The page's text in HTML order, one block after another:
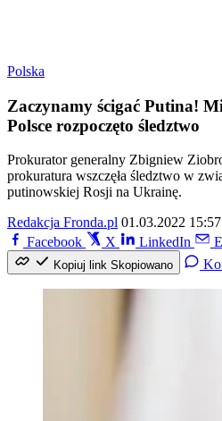
Polska
Zaczynamy ścigać Putina!
Polsce rozpoczęto śledztwo
Prokurator generalny Zbigniew
prokuratura wszczęła śledztwo w
putinowskiej Rosji na Ukrainę.
Redakcja Fronda.pl 01.03.2022 15:57
Facebook
X LinkedIn
Kopiuj link Skopiowano